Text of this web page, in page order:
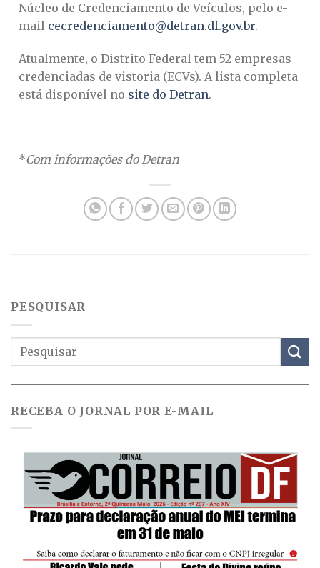
Núcleo de Credenciamento de Veículos, pelo e-
mail cecredenciamento@detran.df.gov.br.
Atualmente, o Distrito Federal tem 52 empresas
credenciadas de vistoria (ECVs). A lista completa
está disponível no site do Detran.
*Com informações do Detran
PESQUISAR
RECEBA O JORNAL POR E-MAIL